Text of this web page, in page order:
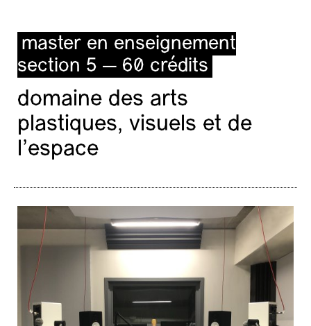
master en enseignement
section 5 — 60 crédits
domaine des arts
plastiques, visuels et de
l’espace